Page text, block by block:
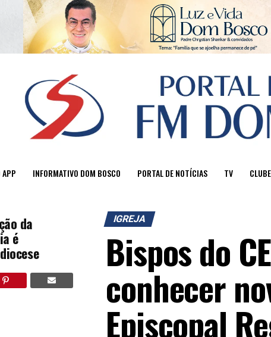
APP INFORMATIVO DOM BOSCO PORTAL DE NOTÍCIAS TV
da
é
IGREJA
Bispos do
conhecer
Episcopal